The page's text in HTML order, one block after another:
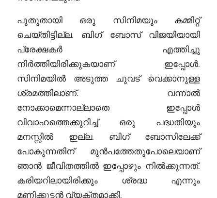
പുതുതായി ഒരു സിനിമയും കമ്മിറ്റ്
ചെയ്തിട്ടില്ല. ബിഗ് ബോസ് വിജയിയായി
പ്രേക്ഷകർ എത്തിച്ചു
നിർത്തിയിരിക്കുകയാണ് ഇപ്പോൾ.
സിനിമയിൽ അടുത്ത ചുവട് വെക്കാനുള്ള
ശ്രമത്തിലാണ്. വന്നാൽ
നോക്കാമെന്നാല്ലാതെ ഇപ്പോൾ
വിവാഹത്തെക്കുറിച്ച് ഒരു പദ്ധതിയും
മനസ്സിൽ ഇല്ല. ബിഗ് ബോസിലേക്ക്
പോകുന്നതിന് മുൻപത്തേതുപോലെയാണ്
ഞാൻ ജീവിതത്തിൽ ഇപ്പോഴും നിൽക്കുന്നത്.
കരിയറിലായിരിക്കും ശ്രദ്ധ എന്നും
മണിക്കുട്ടൻ വ്യക്തമാക്കി.